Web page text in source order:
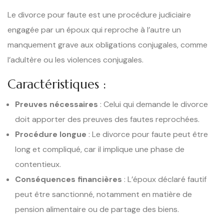
Le divorce pour faute est une procédure judiciaire
engagée par un époux qui reproche à l’autre un
manquement grave aux obligations conjugales, comme
l’adultère ou les violences conjugales.
Caractéristiques :
Preuves nécessaires : Celui qui demande le divorce
doit apporter des preuves des fautes reprochées.
Procédure longue : Le divorce pour faute peut être
long et compliqué, car il implique une phase de
contentieux.
Conséquences financières : L’époux déclaré fautif
peut être sanctionné, notamment en matière de
pension alimentaire ou de partage des biens.